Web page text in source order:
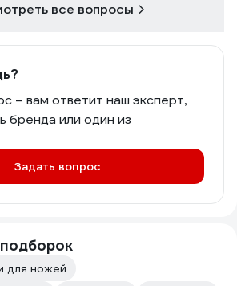
все вопросы
– вам ответит наш эксперт,
бренда или один из
Задать вопрос
для ножей